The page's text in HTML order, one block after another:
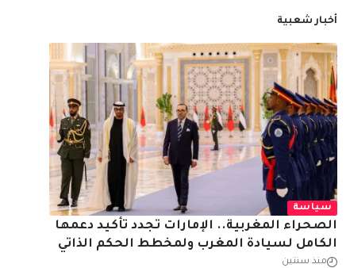
أخبار شعبية
سياسة
الصحراء المغربية.. الإمارات تجدد تأكيد دعمها
الكامل لسيادة المغرب ولمخطط الحكم الذاتي
منذ سنتين